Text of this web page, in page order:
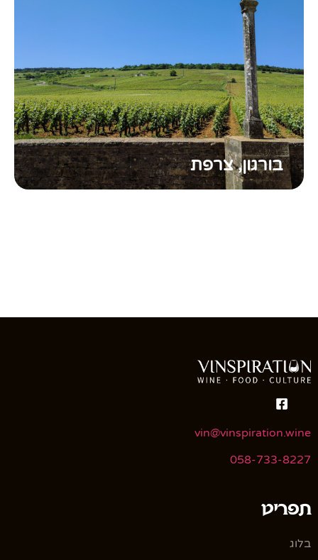
בורגון, צרפת
vin@vinspiration.wine
058-733-8227
תפריט
בלוג